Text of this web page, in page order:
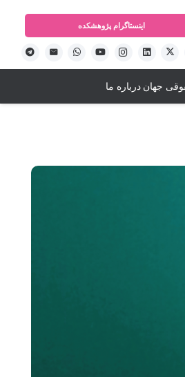
اینستاگرام‌ پژوهشکده
جهان درباره ما